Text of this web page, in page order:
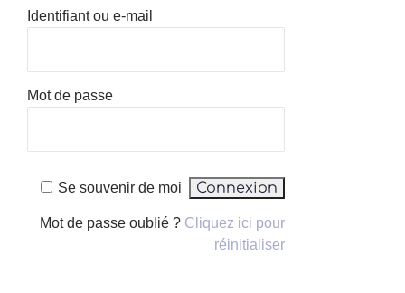
Identifiant ou e-mail
Mot de passe
Se souvenir de moi
Mot de passe oublié ? Cliquez ici pour
réinitialiser